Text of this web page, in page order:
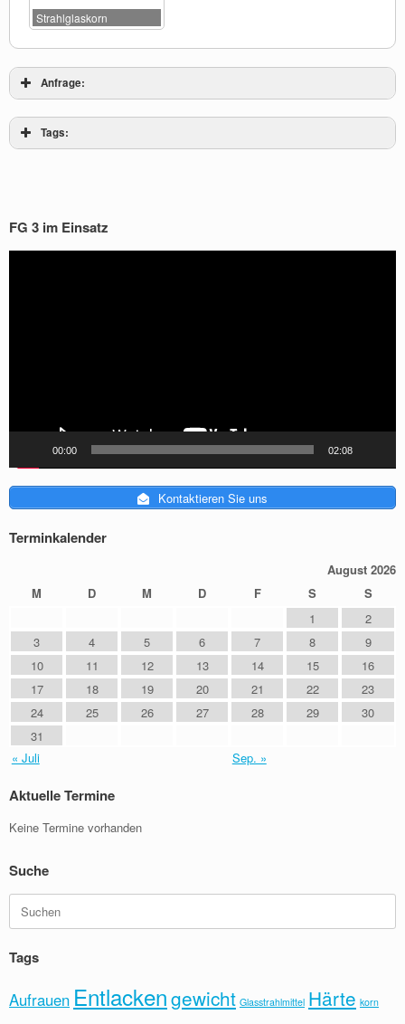
Strahlglaskorn
Anfrage:
[do_widget_area sidebar-1]
[do_widget id="text-3"]
[do_widget_area sidebar-masthead]
[do_widget_area wp_inactive_widgets]
[do_widget id="block-2"]
Tags:
FG 3 im Einsatz
00:00 02:08
Kontaktieren Sie uns
Terminkalender
August 2026
M
D M D F S
S
1
2
3
4 5 6 7 8
9
10
11 12 13 14 15
16
17
18 19 20 21 22
23
24
25 26 27 28 29
30
31
« Juli
Sep. »
Aktuelle Termine
Keine Termine vorhanden
Suche
nach:
Tags
Aufrauen Entlackengewicht Glasstrahlmittel Härte korn